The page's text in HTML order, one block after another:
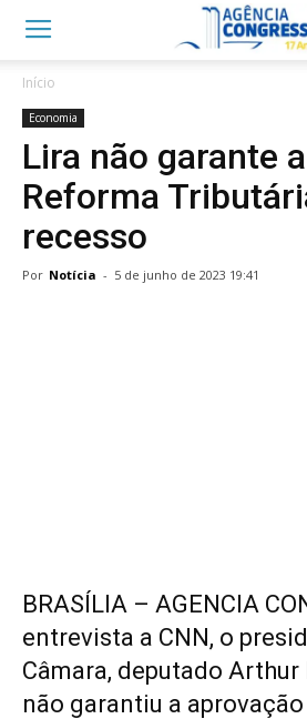
Início
Economia
Lira não garante
Reforma
recesso
Por Notícia - 5 de junho de 2023 19:41
BRASÍLIA – AGENCIA
entrevista a CNN, o
Câmara, deputado Arthur
não garantiu a